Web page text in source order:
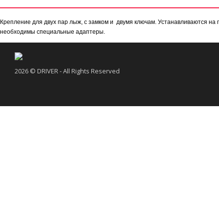
Крепление для двух пар лыж, с замком и двумя ключам. Устанавливаются
необходимы специальные адаптеры.
2026 © DRIVER - All Rights Reserved